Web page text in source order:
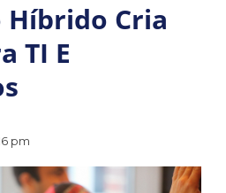
Híbrido Cria
TI E
pm